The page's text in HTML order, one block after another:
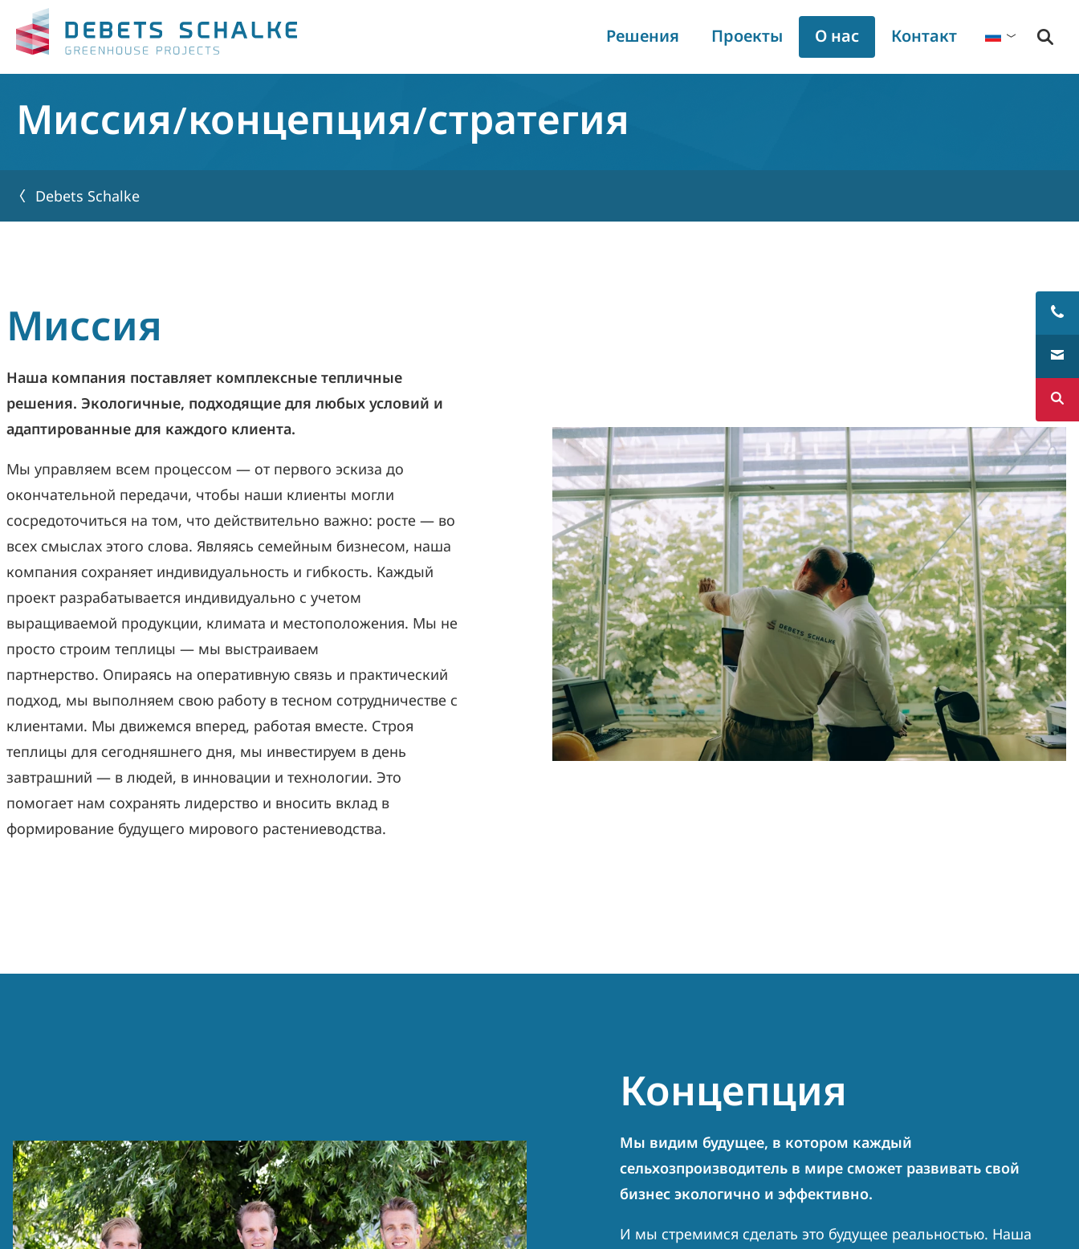
Решения Проекты
О нас
Debets Schalke
Контакт Русский
Миссия/концепция/стратегия
Debets Schalke
Миссия
Наша компания поставляет комплексные тепличные
решения. Экологичные, подходящие для любых условий и
адаптированные для каждого клиента.
Мы управляем всем процессом — от первого эскиза до
окончательной передачи, чтобы наши клиенты могли
сосредоточиться на том, что действительно важно: росте — во
всех смыслах этого слова. Являясь семейным бизнесом, наша
компания сохраняет индивидуальность и гибкость. Каждый
проект разрабатывается индивидуально с учетом
выращиваемой продукции, климата и местоположения. Мы не
просто строим теплицы — мы выстраиваем
партнерство. Опираясь на оперативную связь и практический
подход, мы выполняем свою работу в тесном сотрудничестве с
клиентами. Мы движемся вперед, работая вместе. Строя
теплицы для сегодняшнего дня, мы инвестируем в день
завтрашний — в людей, в инновации и технологии. Это
помогает нам сохранять лидерство и вносить вклад в
формирование будущего мирового растениеводства.
Концепция
Мы видим будущее, в котором каждый
сельхозпроизводитель в мире сможет развивать свой
бизнес экологично и эффективно.
И мы стремимся сделать это будущее реальностью. Наша